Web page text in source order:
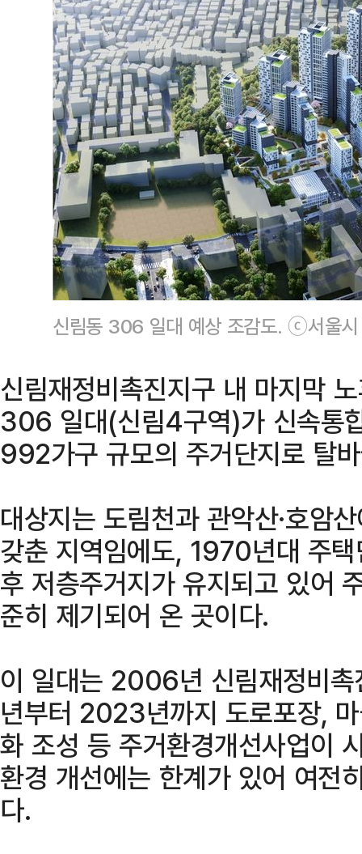
신림동 306 일대 예상 조감도. ⓒ서울시
신림재정비촉진지구 내 마지막
306 일대(신림4구역)가 신속통
992가구 규모의 주거단지로 탈
대상지는 도림천과 관악산·호암
갖춘 지역임에도, 1970년대 주
후 저층주거지가 유지되고 있어
준히 제기되어 온 곳이다.
이 일대는 2006년 신림재정비
년부터 2023년까지 도로포장,
화 조성 등 주거환경개선사업이
환경 개선에는 한계가 있어 여전
다.